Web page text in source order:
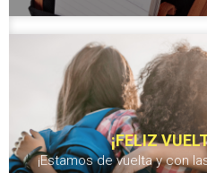
¡FELIZ
¡Estamos de vuelta y con